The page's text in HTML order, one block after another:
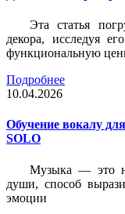
Эта статья
декора, исследуя
функциональную
Подробнее
10.04.2026
Обучение вокалу
SOLO
Музыка — это
души, способ
эмоции